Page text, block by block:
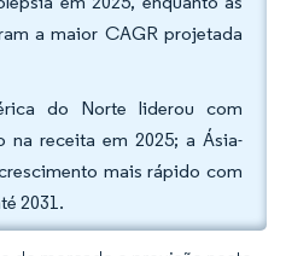
a maior CAGR projetada
do Norte liderou com
na receita em 2025; a Ásia-
mais rápido com
2031.